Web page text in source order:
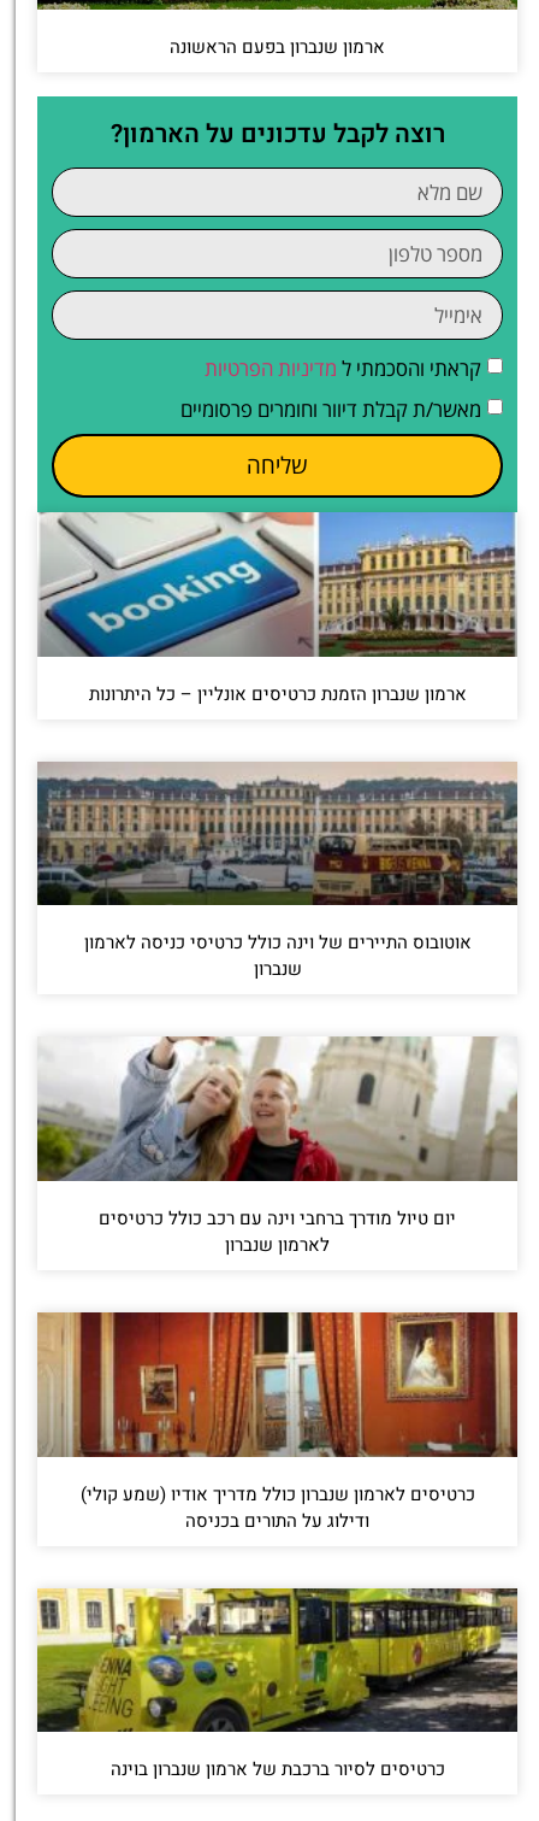
ארמון שנברון בפעם הראשונה
רוצה לקבל עדכונים על הארמון?
קראתי והסכמתי ל מדיניות הפרטיות
מאשר/ת קבלת דיוור וחומרים פרסומיים
שליחה
ארמון שנברון הזמנת כרטיסים אונליין – כל היתרונות
אוטובוס התיירים של וינה כולל כרטיסי כניסה לארמון
שנברון
יום טיול מודרך ברחבי וינה עם רכב כולל כרטיסים
לארמון שנברון
כרטיסים לארמון שנברון כולל מדריך אודיו (שמע קולי)
ודילוג על התורים בכניסה
כרטיסים לסיור ברכבת של ארמון שנברון בוינה